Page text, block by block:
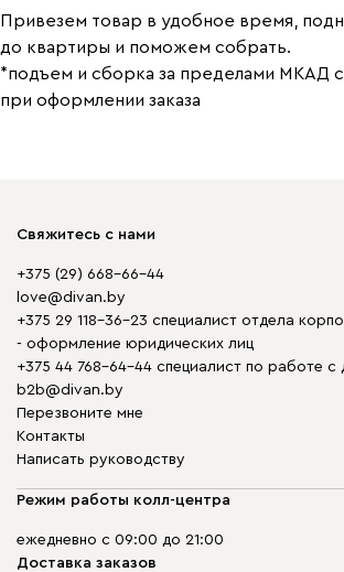
Привезем товар в удобное время,
до квартиры и поможем собрать.
*подъем и сборка за пределами МКАД
при оформлении заказа
Свяжитесь с нами
+375 (29) 668-66-44
love@divan.by
+375 29 118-36-23 специалист отдела
- оформление юридических лиц
+375 44 768-64-44 специалист по работе с
b2b@divan.by
Перезвоните мне
Контакты
Написать руководству
Режим работы колл-центра
ежедневно с 09:00 до 21:00
Доставка заказов